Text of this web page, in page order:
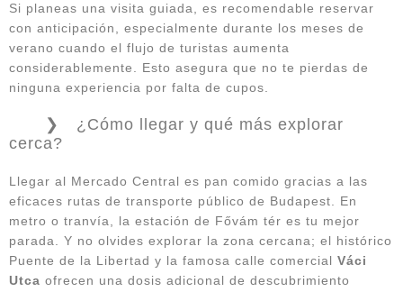
Si planeas una visita guiada, es recomendable reservar
con anticipación, especialmente durante los meses de
verano cuando el flujo de turistas aumenta
considerablemente. Esto asegura que no te pierdas de
ninguna experiencia por falta de cupos.
¿Cómo llegar y qué más explorar
cerca?
Llegar al Mercado Central es pan comido gracias a las
eficaces rutas de transporte público de Budapest. En
metro o tranvía, la estación de Fővám tér es tu mejor
parada. Y no olvides explorar la zona cercana; el histórico
Puente de la Libertad y la famosa calle comercial Váci
Utca ofrecen una dosis adicional de descubrimiento